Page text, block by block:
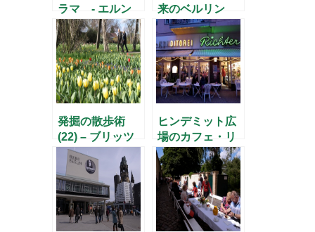
ラマ - エルン
スト・ロイター
広場より(1) –
来のベルリン
発掘の散歩術
(22) – ブリッツ
庭園のチューリ
ップ –
ヒンデミット広
場のカフェ・リ
ヒターで一休み